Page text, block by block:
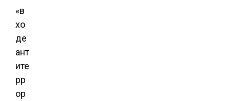
«в
хо
де
ант
ите
рр
ор